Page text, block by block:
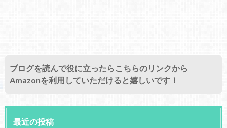
ブログを読んで役に立ったらこちらのリンクから
Amazonを利用していただけると嬉しいです！
最近の投稿